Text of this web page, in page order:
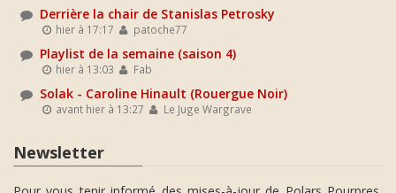
Derrière la chair de Stanislas Petrosky
hier à 17:17 patoche77
Playlist de la semaine (saison 4)
hier à 13:03 Fab
Solak - Caroline Hinault (Rouergue Noir)
avant hier à 13:27 Le Juge Wargrave
Newsletter